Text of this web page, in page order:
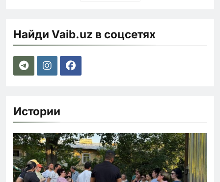
Найди Vaib.uz в соцсетях
Истории